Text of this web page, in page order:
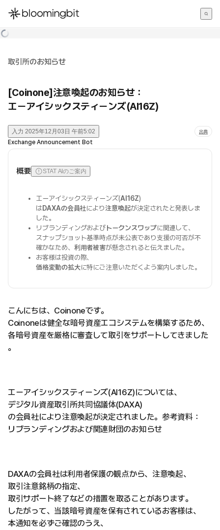
한국어
取引所のお知らせ
[Coinone]注意喚起のお知らせ：
エーアイシックスティーンズ(AI16Z)
入力 2025年12月03日 午前5:02 出典
Exchange Announcement Bot
概要 STAT AIのご案内
エーアイシックスティーンズ(AI16Z)
はDAXAの会員社により注意喚起が決定されたと発表しま
した。
リブランディングおよびトークンスワップに関連して、
スナップショット基準時点が未公表であり支援の可否が不
確かなため、 利用者被害が懸念されると伝えました。
お客様は投資の際、
価格変動の拡大に特にご注意いただくよう案内しました。
こんにちは、Coinoneです。
Coinoneは健全な暗号資産エコシステムを構築するため、
各暗号資産を厳格に審査して取引をサポートしてきました
。
エーアイシックスティーンズ(AI16Z)については、
デジタル資産取引所共同協議体(DAXA)
の会員社により注意喚起が決定されました。参考資料：
リブランディングおよび関連財団のお知らせ
DAXAの会員社は利用者保護の観点から、注意喚起、
取引注意銘柄の指定、
取引サポート終了などの措置を取ることがあります。
したがって、当該暗号資産を保有されているお客様は、
本通知を必ずご確認のうえ、